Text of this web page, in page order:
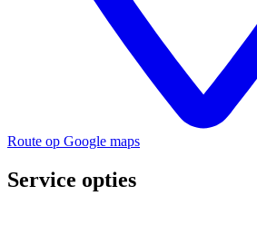
Route op Google maps
Service opties